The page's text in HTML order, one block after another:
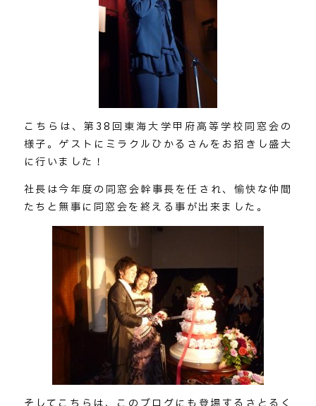
こちらは、第38回東海大学甲府高等学校同窓会の
様子。ゲストにミラクルひかるさんをお招きし盛大
に行いました！
社長は今年度の同窓会幹事長を任され、愉快な仲間
たちと無事に同窓会を終える事が出来ました。